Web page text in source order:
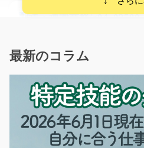
配送・運搬業務/g04_02500
＼中型免許活かせます＊随時職
長期（3ヶ月以上）
時給1,400円
滋賀県守山市
気にな
最新のコラム